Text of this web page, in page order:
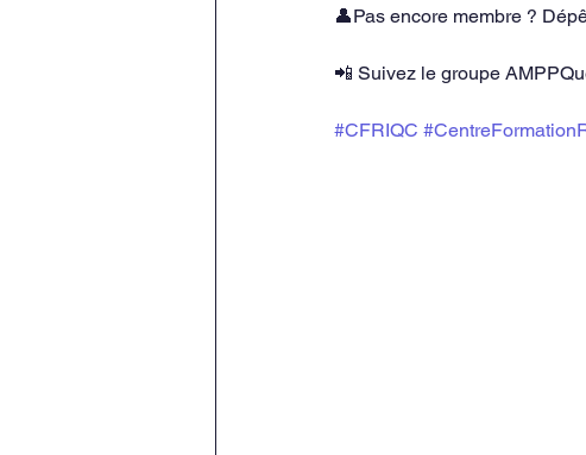
👤Pas encore membre ?
📲 Suivez le groupe
#CFRIQC